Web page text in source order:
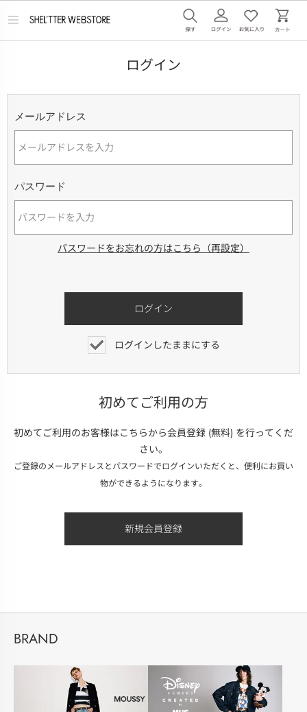
メ
ログイン
メールアドレス
パスワード
パスワードをお忘れの方はこちら（再設定）
ログインしたままにする
初めてご利用の方
初めてご利用のお客様はこちらから会員登録 (無料) を行ってくだ
さい。
ご登録のメールアドレスとパスワードでログインいただくと、便利にお買い
物ができるようになります。
BRAND